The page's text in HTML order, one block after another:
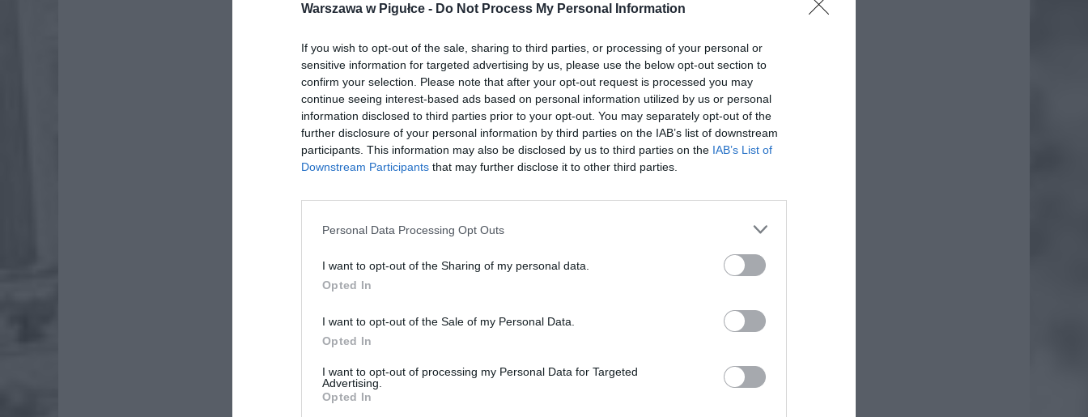
Warszawa w Pigułce - Do Not Process My Personal Information
If you wish to opt-out of the sale, sharing to third parties, or processing of your personal or
sensitive information for targeted advertising by us, please use the below opt-out section to
confirm your selection. Please note that after your opt-out request is processed you may
continue seeing interest-based ads based on personal information utilized by us or personal
information disclosed to third parties prior to your opt-out. You may separately opt-out of the
further disclosure of your personal information by third parties on the IAB’s list of downstream
participants. This information may also be disclosed by us to third parties on the IAB’s List of
Downstream Participants that may further disclose it to other third parties.
Personal Data Processing Opt Outs
I want to opt-out of the Sharing of my personal data.
Opted In
I want to opt-out of the Sale of my Personal Data.
Opted In
I want to opt-out of processing my Personal Data for Targeted
Advertising.
Opted In
ad
ZOBACZ RÓWNIEŻ: